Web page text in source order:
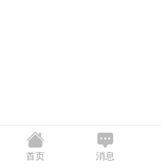
首页 消息